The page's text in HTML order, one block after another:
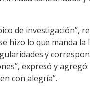
de investigación”,
hizo lo que manda la
y
expresó y
con alegría”.